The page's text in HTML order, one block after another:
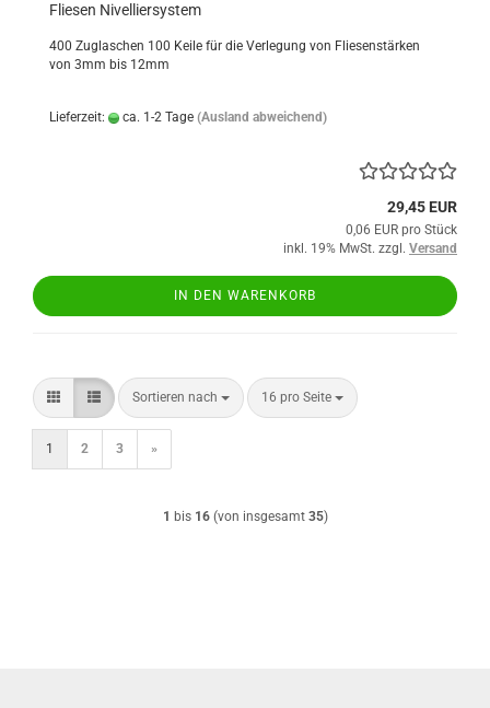
Fliesen Nivelliersystem
400 Zuglaschen 100 Keile für die Verlegung von Fliesenstärken
von 3mm bis 12mm
Lieferzeit: ca. 1-2 Tage (Ausland abweichend)
29,45 EUR
0,06 EUR pro Stück
inkl. 19% MwSt. zzgl. Versand
IN DEN WARENKORB
Sortieren nach
Sortieren nach 16 pro Seite
pro Seite
1 2 3 »
1 bis 16(von insgesamt 35)